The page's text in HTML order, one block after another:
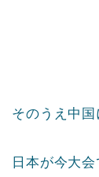
そのうえ中
日本が今大